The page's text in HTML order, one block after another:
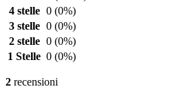
4 stelle 0 (0%)
3 stelle 0 (0%)
2 stelle 0 (0%)
1 Stelle 0 (0%)
2 recensioni